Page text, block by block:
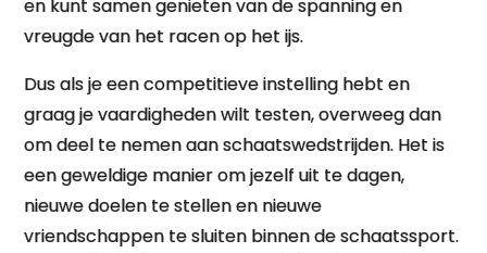
en kunt samen genieten van de spanning en
vreugde van het racen op het ijs.
Dus als je een competitieve instelling hebt en
graag je vaardigheden wilt testen, overweeg dan
om deel te nemen aan schaatswedstrijden. Het is
een geweldige manier om jezelf uit te dagen,
nieuwe doelen te stellen en nieuwe
vriendschappen te sluiten binnen de schaatssport.